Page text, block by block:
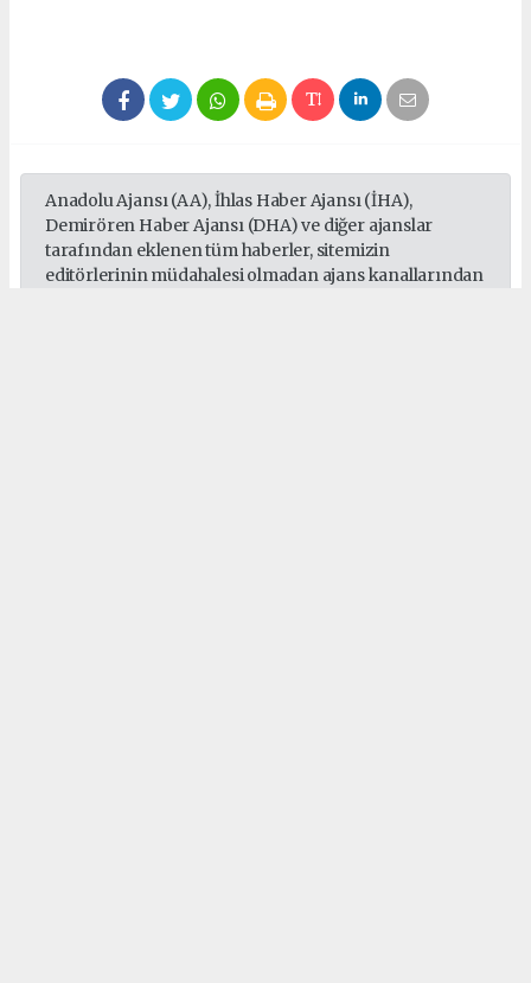
Anadolu Ajansı (AA), İhlas Haber Ajansı (İHA),
Demirören Haber Ajansı (DHA) ve diğer ajanslar
tarafından eklenen tüm haberler, sitemizin
editörlerinin müdahalesi olmadan ajans kanallarından